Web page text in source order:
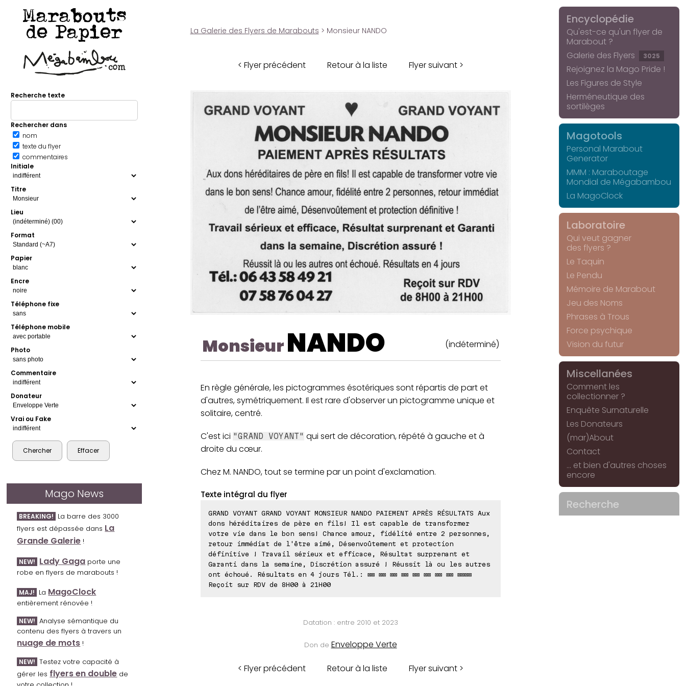
Marabouts
de Papier
Recherche texte
Rechercher dans
nom
texte du flyer
commentaires
Initiale
Titre
Lieu
Format
Papier
Encre
Téléphone fixe
Téléphone mobile
Photo
Commentaire
Donateur
Vrai ou Fake
Mago News
BREAKING! La barre des 3000
flyers est dépassée dans La
Grande Galerie !
NEW! Lady Gaga porte une
robe en flyers de marabouts !
MAJ! La MagoClock
entièrement rénovée !
NEW! Analyse sémantique du
contenu des flyers à travers un
nuage de mots !
NEW! Testez votre capacité à
gérer les flyers en double de
La Galerie des Flyers de Marabouts > Monsieur NANDO
< Flyer précédent Retour à la liste Flyer suivant >
MonsieurNANDO (indéterminé)
En règle générale, les pictogrammes ésotériques sont répartis de part et
d'autres, symétriquement. Il est rare d'observer un pictogramme unique et
solitaire, centré.
C'est ici "GRAND VOYANT" qui sert de décoration, répété à gauche et à
droite du cœur.
Chez M. NANDO, tout se termine par un point d'exclamation.
Texte intégral du flyer
GRAND VOYANT GRAND VOYANT MONSIEUR NANDO PAIEMENT APRÈS RÉSULTATS Aux
dons héréditaires de père en fils! Il est capable de transformer
votre vie dans le bon sens! Chance amour, fidélité entre 2 personnes,
retour immédiat de l'être aimé, Désenvoûtement et protection
définitive ! Travail sérieux et efficace, Résultat surprenant et
Garanti dans la semaine, Discrétion assuré ! Réussit là ou les autres
ont échoué. Résultats en 4 jours Tél.: ⊠⊠ ⊠⊠ ⊠⊠ ⊠⊠ ⊠⊠ ⊠⊠ ⊠⊠ ⊠⊠ ⊠⊠⊠⊠
Reçoit sur RDV de 8H00 à 21H00
Datation : entre 2010 et 2023
Don de Enveloppe Verte
< Flyer précédent Retour à la liste Flyer suivant >
Encyclopédie
Qu'est-ce qu'un flyer de
Marabout ?
Galerie des Flyers
3025
Rejoignez la Mago Pride !
Les Figures de Style
Herméneutique des
sortilèges
Magotools
Personal Marabout
Generator
MMM : Maraboutage
Mondial de Mégabambou
La MagoClock
Laboratoire
Qui veut gagner
des flyers ?
Le Taquin
Le Pendu
Mémoire de Marabout
Jeu des Noms
Phrases à Trous
Force psychique
Vision du futur
Miscellanées
Comment les
collectionner ?
Enquête Surnaturelle
Les Donateurs
(mar)About
Contact
... et bien d'autres choses
encore
Recherche